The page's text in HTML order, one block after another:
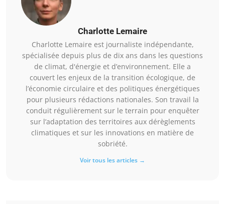
Charlotte Lemaire
Charlotte Lemaire est journaliste indépendante,
spécialisée depuis plus de dix ans dans les questions
de climat, d'énergie et d’environnement. Elle a
couvert les enjeux de la transition écologique, de
l’économie circulaire et des politiques énergétiques
pour plusieurs rédactions nationales. Son travail la
conduit régulièrement sur le terrain pour enquêter
sur l’adaptation des territoires aux dérèglements
climatiques et sur les innovations en matière de
sobriété.
Voir tous les articles →